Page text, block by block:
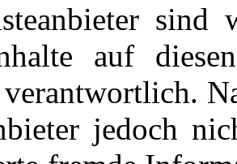
auf
verantwortlich.
jedoch